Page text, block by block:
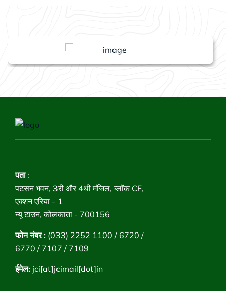
पता:
पटसन भवन, 3री और 4थी मंजिल, ब्लॉक CF,
एक्शन एरिया - 1
न्यू टाउन, कोलकाता - 700156
फोन नंबर : (033) 2252 1100 / 6720 /
6770 / 7107 / 7109
ईमेल: jci[at]jcimail[dot]in